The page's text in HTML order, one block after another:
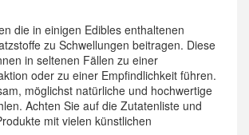
die in einigen Edibles enthaltenen
zu Schwellungen beitragen. Diese
in seltenen Fällen zu einer
oder zu einer Empfindlichkeit führen.
möglichst natürliche und hochwertige
Achten Sie auf die Zutatenliste und
mit vielen künstlichen